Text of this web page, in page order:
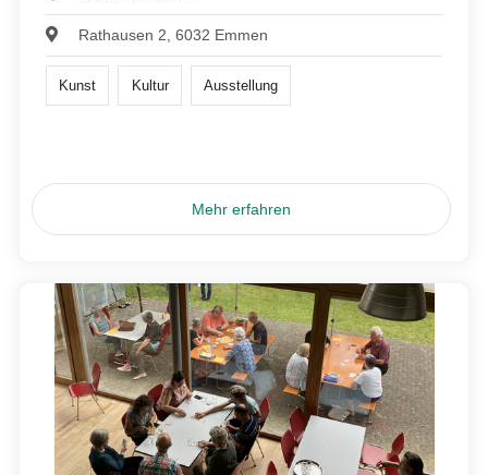
Rathausen 2, 6032 Emmen
Kunst Kultur Ausstellung
Mehr erfahren